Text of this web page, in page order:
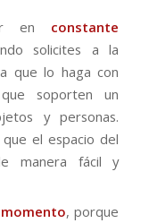
en constante
solicites a la
que lo haga con
soporten un
y personas.
el espacio del
manera fácil y
, porque